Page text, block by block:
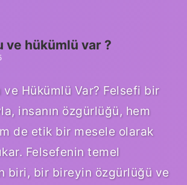
ve hükümlü var ?
ve Hükümlü Var? Felsefi bir
insanın özgürlüğü, hem
de etik bir mesele olarak
Felsefenin temel
biri, bir bireyin özgürlüğü ve